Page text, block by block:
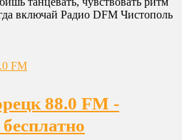
включай Радио DFM Чистополь
88.0 FM -